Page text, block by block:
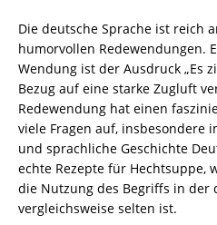
Die deutsche Sprache ist reich
humorvollen Redewendungen.
Wendung ist der Ausdruck „Es
Bezug auf eine starke Zugluft
Redewendung hat einen
viele Fragen auf, insbesondere
und sprachliche Geschichte
echte Rezepte für Hechtsuppe,
die Nutzung des Begriffs in der
vergleichsweise selten ist.